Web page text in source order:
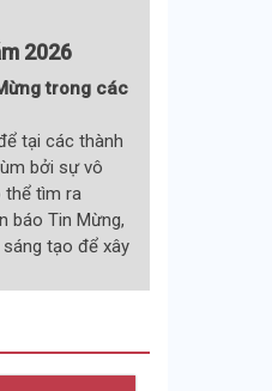
2026
trong các
tại các thành
bởi sự vô
thể tìm ra
báo Tin Mừng,
tạo để xây